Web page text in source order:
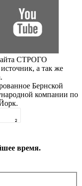
СТРОГО
а так же
Бернской
компании по
время.